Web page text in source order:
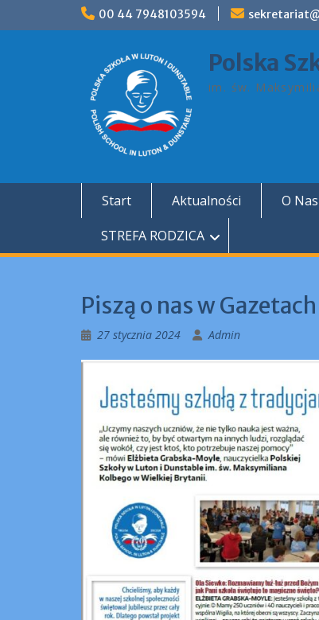
00 44 7948103594
Polska
im. św.
Start Aktualności O Nas
STREFA RODZICA
Piszą o nas w Gazetach
27 stycznia 2024 Admin